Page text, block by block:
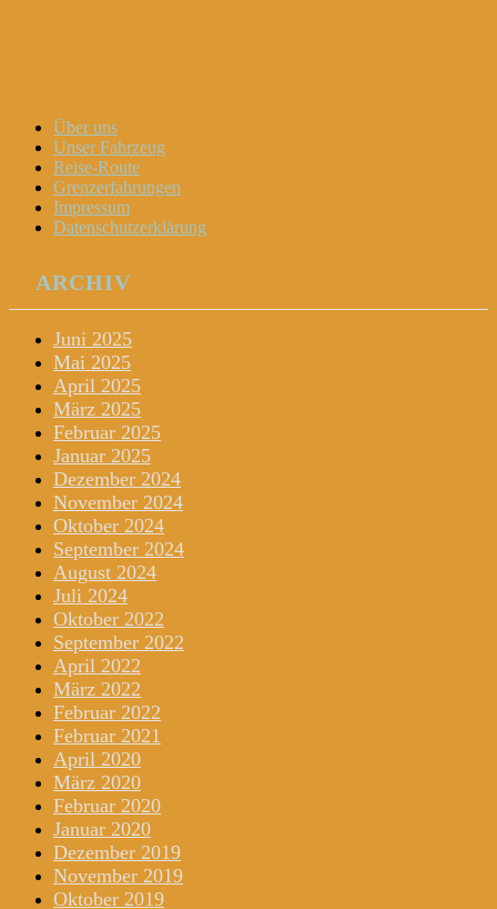
Menu
Widgets
Search
Skip
content
Über uns
Unser Fahrzeug
Reise-Route
Grenzerfahrungen
Impressum
Datenschutzerklärung
ARCHIV
Juni 2025
Mai 2025
April 2025
März 2025
Februar 2025
Januar 2025
Dezember 2024
November 2024
Oktober 2024
September 2024
August 2024
Juli 2024
Oktober 2022
September 2022
April 2022
März 2022
Februar 2022
Februar 2021
April 2020
März 2020
Februar 2020
Januar 2020
Dezember 2019
November 2019
Oktober 2019